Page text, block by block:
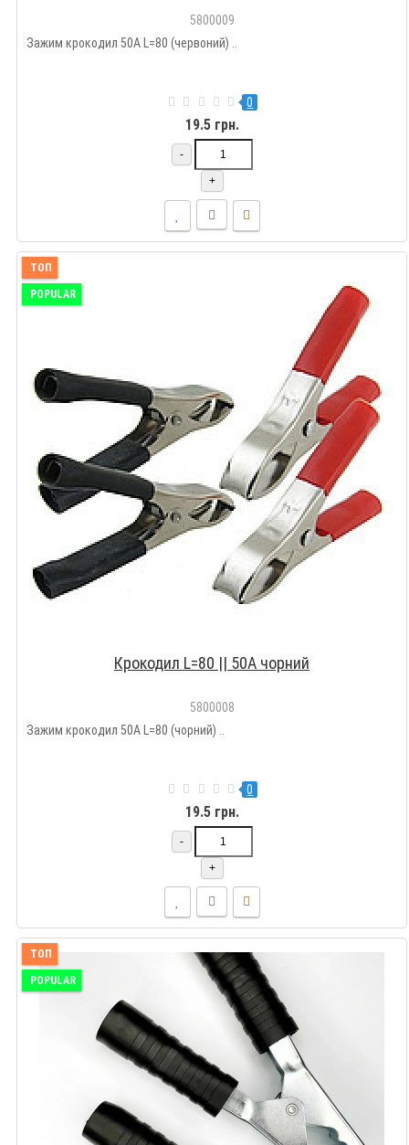
5800009
Зажим крокодил 50A L=80 (червоний) ..
0
19.5 грн.
-
+
ТОП
POPULAR
Крокодил L=80 || 50А чорний
5800008
Зажим крокодил 50A L=80 (чорний) ..
0
19.5 грн.
-
+
ТОП
POPULAR